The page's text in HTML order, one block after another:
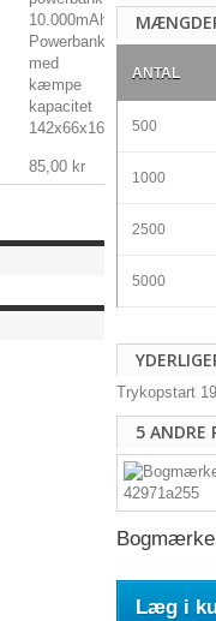
10.000mAh
Powerbank
med
kæmpe
kapacitet
142x66x16mm,...
85,00 kr
ANTAL
500
1000
2500
5000
Trykopstart
5 ANDRE
Læg i